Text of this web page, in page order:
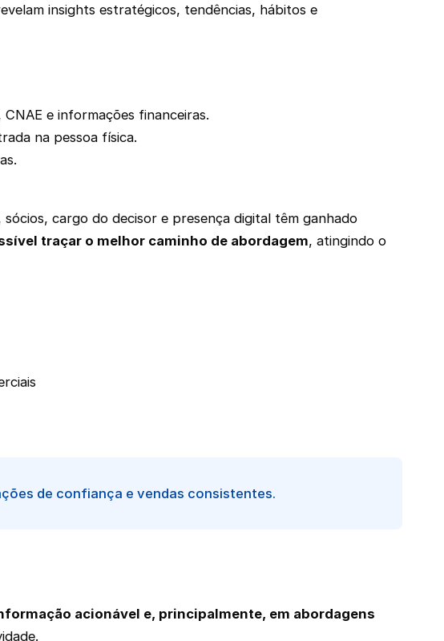
insights estratégicos, tendências, hábitos e
e informações financeiras.
na pessoa física.
cargo do decisor e presença digital têm ganhado
traçar o melhor caminho de abordagem, atingindo o
de confiança e vendas consistentes.
acionável e, principalmente, em abordagens